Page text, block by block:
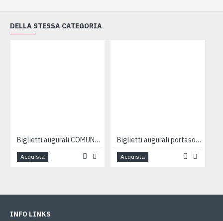
DELLA STESSA CATEGORIA
Biglietti augurali COMUNIONE 12pz
Acquista
Biglietti augurali portasoldi COMUNIONE 12pz
Acquista
INFO LINKS